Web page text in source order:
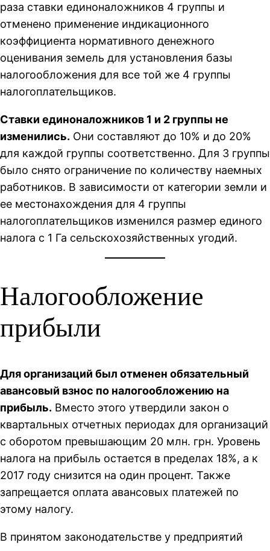
раза ставки единоналожников 4 группы и
отменено применение индикационного
коэффициента нормативного денежного
оценивания земель для установления базы
налогообложения для все той же 4 группы
налогоплательщиков.
Ставки единоналожников 1 и 2 группы не
изменились. Они составляют до 10% и до 20%
для каждой группы соответственно. Для 3 группы
было снято ограничение по количеству наемных
работников. В зависимости от категории земли и
ее местонахождения для 4 группы
налогоплательщиков изменился размер единого
налога с 1 Га сельскохозяйственных угодий.
Налогообложение
прибыли
Для организаций был отменен обязательный
авансовый взнос по налогообложению на
прибыль. Вместо этого утвердили закон о
квартальных отчетных периодах для организаций
с оборотом превышающим 20 млн. грн. Уровень
налога на прибыль остается в пределах 18%, а к
2017 году снизится на один процент. Также
запрещается оплата авансовых платежей по
этому налогу.
В принятом законодательстве у предприятий